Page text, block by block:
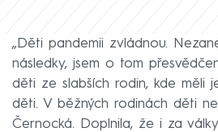
„Děti pandemii zvládnou.
následky, jsem o tom
děti ze slabších rodin, kde měli
děti. V běžných rodinách děti
Černocká. Doplnila, že i za